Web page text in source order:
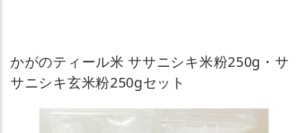
かがのティール米 ササニシキ米粉250g・サ
サニシキ玄米粉250gセット